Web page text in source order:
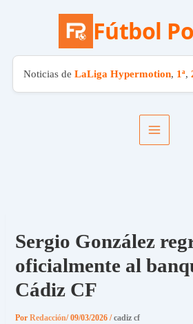
Fútbol
Noticias de LaLiga Hypermotion, 1ª,
Ir
al
contenido
Sergio González
oficialmente al
Cádiz CF
PorRedacción/09/03/2026/cadiz cf